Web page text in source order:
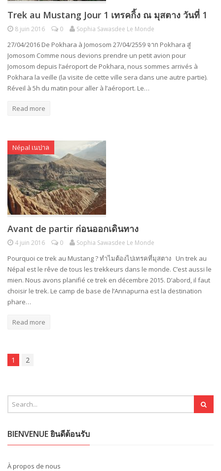
Trek au Mustang Jour 1 เทรคกิ้ง ณ มุสตาง วันที่ 1
8 juin 2016 0 Sophia Sawasdee Le Monde
27/04/2016 De Pokhara à Jomosom 27/04/2559 จาก Pokhara สู่
Jomosom Comme nous devions prendre un petit avion pour
Jomosom depuis l’aéroport de Pokhara, nous sommes arrivés à
Pokhara la veille (la visite de cette ville sera dans une autre partie).
Réveil à 5h du matin pour aller à l’aéroport. Le…
Read more
Népal เนปาล
Avant de partir ก่อนออกเดินทาง
4 juin 2016 0 Sophia Sawasdee Le Monde
Pourquoi ce trek au Mustang ? ทำไมต้องไปเทรคที่มุสตาง Un trek au
Népal est le rêve de tous les trekkeurs dans le monde. C’est aussi le
mien. Nous avons planifié ce trek en décembre 2015. D’abord, il faut
choisir le trek. Le camp de base de l’Annapurna est la destination
phare…
Read more
1 2
BIENVENUE ยินดีต้อนรับ
À propos de nous